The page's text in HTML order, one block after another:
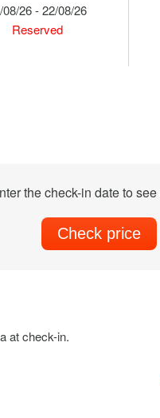
08/26 - 22/08/26
Reserved
the check-in date to
Check price
at check-in.